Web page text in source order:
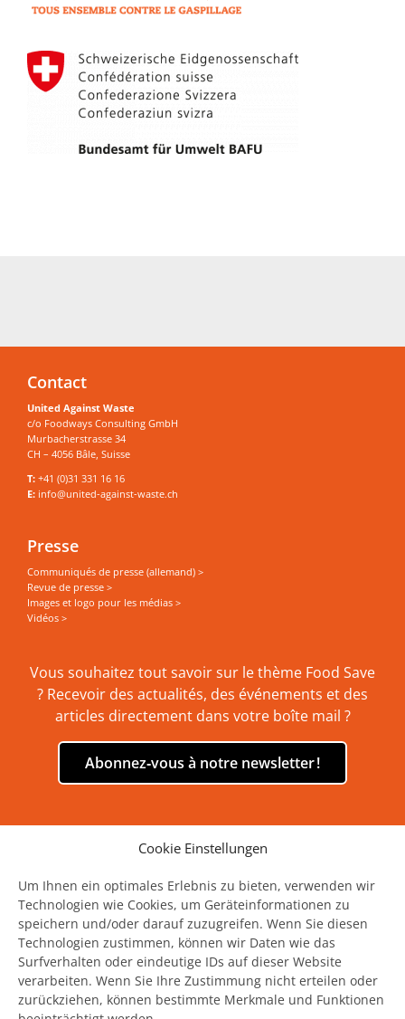
Cookie Einstellungen
Um Ihnen ein optimales Erlebnis zu bieten, verwenden wir
Technologien wie Cookies, um Geräteinformationen zu
speichern und/oder darauf zuzugreifen. Wenn Sie diesen
Technologien zustimmen, können wir Daten wie das
Surfverhalten oder eindeutige IDs auf dieser Website
verarbeiten. Wenn Sie Ihre Zustimmung nicht erteilen oder
zurückziehen, können bestimmte Merkmale und Funktionen
Contact
United Against Waste
c/o Foodways Consulting GmbH
Murbacherstrasse 34
CH – 4056 Bâle, Suisse
T: +41 (0)31 331 16 16
E: info@united-against-waste.ch
Presse
Communiqués de presse (allemand) >
Revue de presse >
Images et logo pour les médias >
Vidéos >
Vous souhaitez tout savoir sur le thème Food Save
? Recevoir des actualités, des événements et des
articles directement dans votre boîte mail ?
Abonnez‑vous à notre newsletter !
United Against Waste est soutenu par:
© Copyright 2013 - 2026 United Against Waste. All rights reserved.